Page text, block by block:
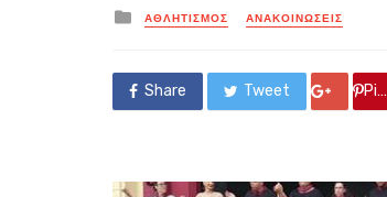
Posted
in
ΑΘΛΗΤΙΣΜΌΣ ΑΝΑΚΟΙΝΏΣΕΙΣ
Share Tweet Google +
Pin it